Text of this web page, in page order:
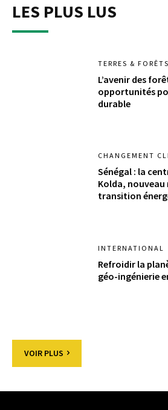
LES PLUS LUS
TERRES & FORÊTS
L’avenir des
opportunités
durable
CHANGEMENT
Sénégal : la
Kolda,
transition
INTERNATIONAL
Refroidir la
géo-ingénierie
VOIR PLUS